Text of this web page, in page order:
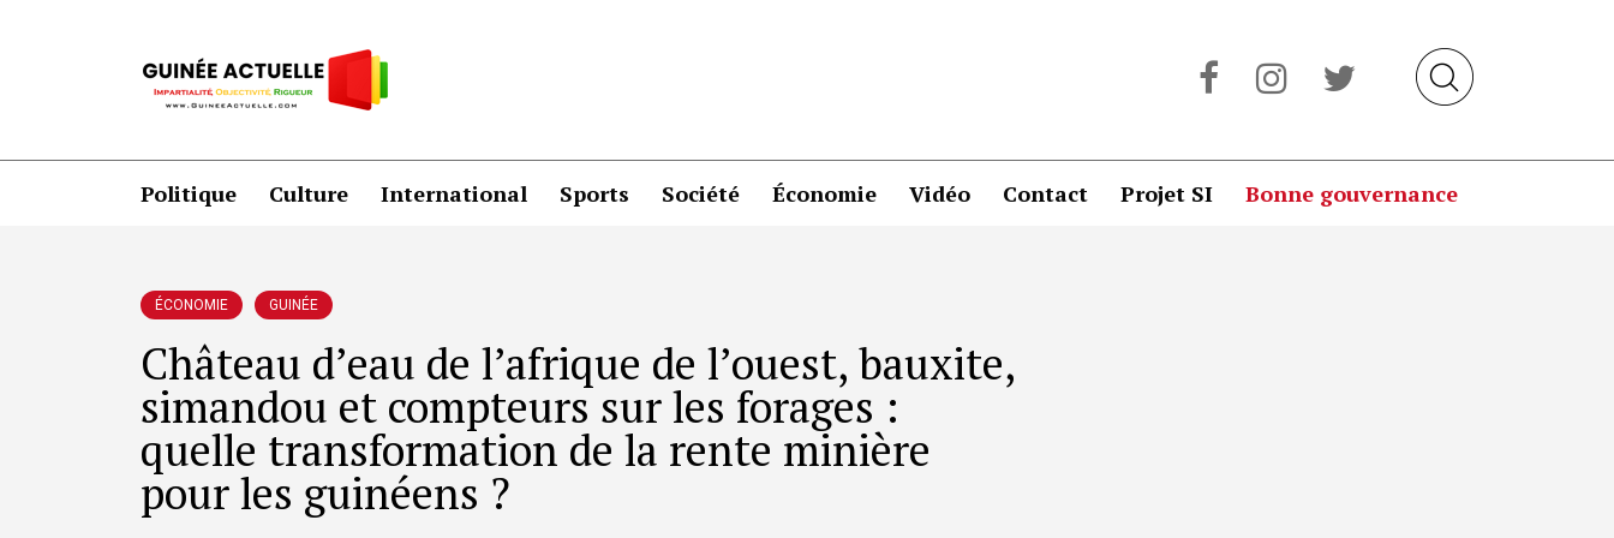
Politique Culture International Sports Société Économie Vidéo Contact Projet SI Bonne gouvernance
ÉCONOMIE GUINÉE
Château d’eau de l’afrique de l’ouest, bauxite,
simandou et compteurs sur les forages :
quelle transformation de la rente minière
pour les guinéens ?